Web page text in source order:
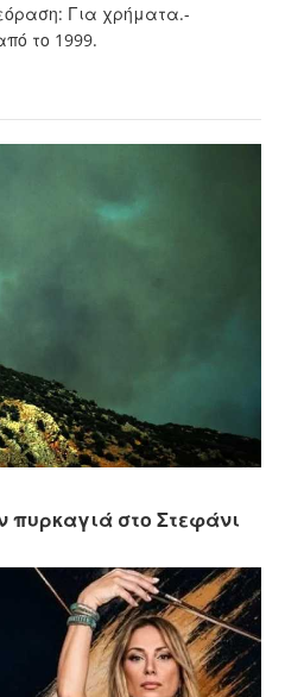
Για χρήματα.-
το 1999.
πυρκαγιά στο Στεφάνι